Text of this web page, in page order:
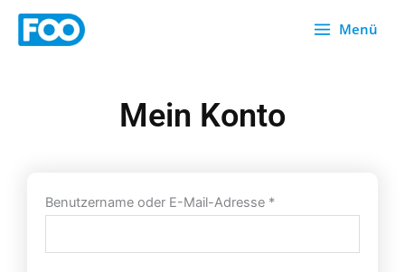
Zum
Inhalt
Menü
Mein Konto
Benutzername oder E-Mail-Adresse *